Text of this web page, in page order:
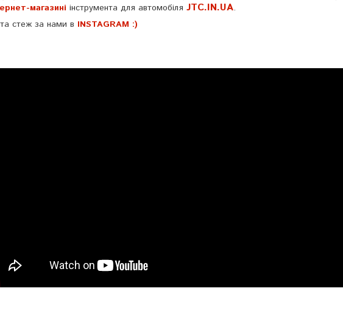
магазині інструмента для автомобіля JTC.IN.UA.
стеж за нами в INSTAGRAM :)